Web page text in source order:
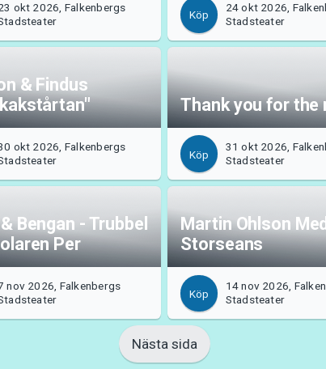
okt 2026, Falkenbergs
Köp
24 okt 2026,
Stadsteater
& Findus
okt 2026, Falkenbergs
Thank you for the
Köp
31 okt 2026,
Stadsteater
Bengan - Trubbel
Per
nov 2026, Falkenbergs
Martin Ohlson
Storseans
Köp
14 nov 2026,
Stadsteater
Nästa sida